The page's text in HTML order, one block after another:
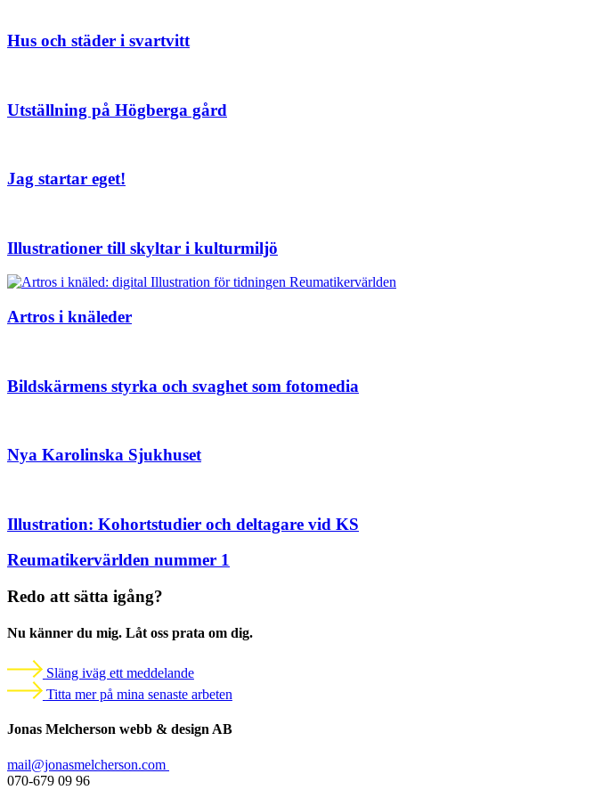
Hus och städer i svartvitt
Utställning på Högberga gård
Jag startar eget!
Illustrationer till skyltar i kulturmiljö
Artros i knäleder
Bildskärmens styrka och svaghet som fotomedia
Nya Karolinska Sjukhuset
Illustration: Kohortstudier och deltagare vid KS
Reumatikervärlden nummer 1
Redo att sätta igång?
Nu känner du mig. Låt oss prata om dig.
Släng iväg ett meddelande
Titta mer på mina senaste arbeten
Jonas Melcherson webb & design AB
mail@jonasmelcherson.com
070-679 09 96